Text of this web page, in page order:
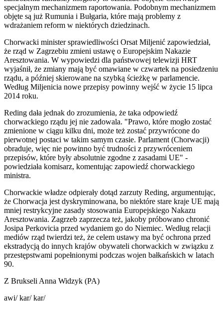
specjalnym mechanizmem raportowania. Podobnym mechanizmem
objęte są już Rumunia i Bułgaria, które mają problemy z
wdrażaniem reform w niektórych dziedzinach.
Chorwacki minister sprawiedliwości Orsat Miljenić zapowiedział,
że rząd w Zagrzebiu zmieni ustawę o Europejskim Nakazie
Aresztowania. W wypowiedzi dla państwowej telewizji HRT
wyjaśnił, że zmiany mają być omawiane w czwartek na posiedzeniu
rządu, a później skierowane na szybką ścieżkę w parlamencie.
Według Miljenicia nowe przepisy powinny wejść w życie 15 lipca
2014 roku.
Reding dała jednak do zrozumienia, że taka odpowiedź
chorwackiego rządu jej nie zadowala. "Prawo, które mogło zostać
zmienione w ciągu kilku dni, może też zostać przywrócone do
pierwotnej postaci w takim samym czasie. Parlament (Chorwacji)
obraduje, więc nie powinno być trudności z przywróceniem
przepisów, które były absolutnie zgodne z zasadami UE" -
powiedziała komisarz, komentując zapowiedź chorwackiego
ministra.
Chorwackie władze odpierały dotąd zarzuty Reding, argumentując,
że Chorwacja jest dyskryminowana, bo niektóre stare kraje UE mają
mniej restrykcyjne zasady stosowania Europejskiego Nakazu
Aresztowania. Zagrzeb zaprzecza też, jakoby próbowano chronić
Josipa Perkovicia przed wydaniem go do Niemiec. Według relacji
mediów rząd twierdzi też, że celem ustawy ma być ochrona przed
ekstradycją do innych krajów obywateli chorwackich w związku z
przestępstwami popełnionymi podczas wojen bałkańskich w latach
90.
Z Brukseli Anna Widzyk (PA)
awi/ kar/ kar/